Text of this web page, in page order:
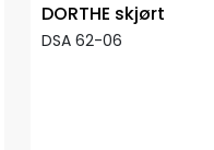
DORTHE skjørt
DSA 62-06